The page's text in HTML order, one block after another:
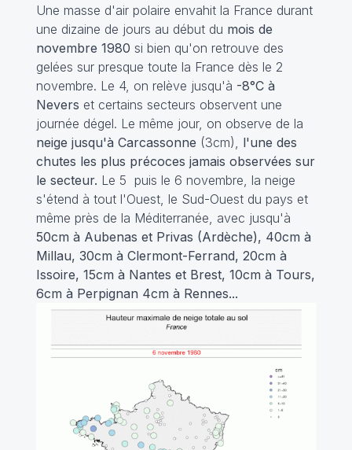
Une masse d'air polaire envahit la France durant
une dizaine de jours au début du mois de
novembre 1980 si bien qu'on retrouve des
gelées sur presque toute la France dès le 2
novembre. Le 4, on relève jusqu'à -8°C à
Nevers et certains secteurs observent une
journée dégel. Le même jour, on observe de la
neige jusqu'à Carcassonne (3cm),
l'une des
chutes les plus précoces jamais observées sur
le secteur. Le 5 puis le 6 novembre, la neige
s'étend à tout l'Ouest, le Sud-Ouest du pays et
même près de la Méditerranée, avec jusqu'à
50cm à Aubenas et Privas (Ardèche), 40cm à
Millau, 30cm à Clermont-Ferrand, 20cm à
Issoire, 15cm à Nantes et Brest, 10cm à Tours,
6cm à Perpignan 4cm à Rennes...